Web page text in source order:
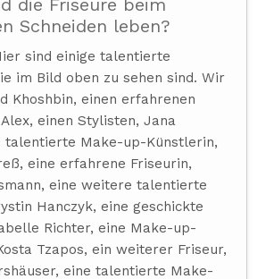
Schneiden leben?
sind einige talentierte
im Bild oben zu sehen sind. Wir
Khoshbin, einen erfahrenen
einen Stylisten, Jana
talentierte Make-up-Künstlerin,
eine erfahrene Friseurin,
eine weitere talentierte
Hanczyk, eine geschickte
Richter, eine Make-up-
Tzapos, ein weiterer Friseur,
eine talentierte Make-